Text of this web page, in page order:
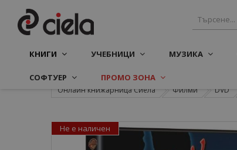
КНИГИ УЧЕБНИЦИ МУЗИКА
СОФТУЕР ПРОМО ЗОНА
Онлайн книжарница Сиела Филми DVD
Не е наличен